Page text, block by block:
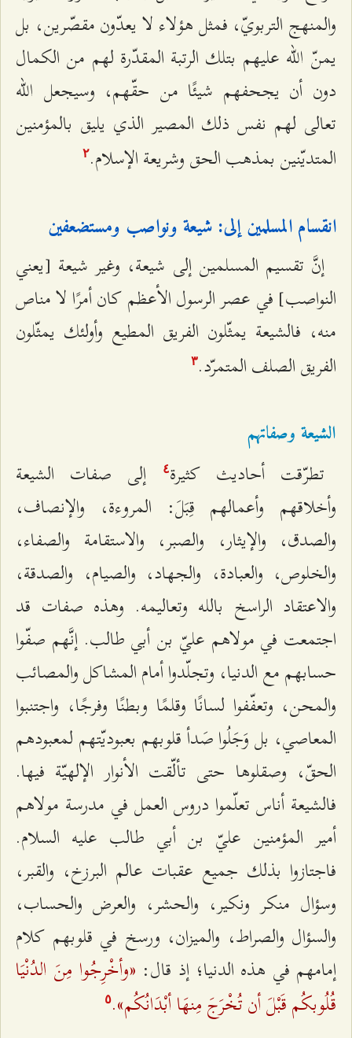
والمنهج التربويّ، فمثل هؤلاء لا يعدّون مقصّرين، بل
يمنّ الله عليهم بتلك الرتبة المقدّرة لهم من الكمال
دون أن‌ يجحفهم شيئًا من حقّهم، وسيجعل الله
تعالى لهم نفس ذلك المصير الذي يليق بالمؤمنين
المتديّنين بمذهب الحق وشريعة الإسلام.٢
انقسام المسلمين إلى: شيعة ونواصب ومستضعفين
إنَّ تقسيم المسلمين إلى شيعة، وغير شيعة [يعني
النواصب] في عصر الرسول الأعظم كان أمرًا لا مناص
منه، فالشيعة يمثّلون الفريق المطيع وأولئك يمثّلون
الفريق الصلف المتمرّد.٣
الشيعة وصفاتهم
تطرّقت أحاديث كثيرة٤
إلى صفات الشيعة
وأخلاقهم وأعمالهم قِبَلَ: المروءة، والإنصاف،
والصدق، والإيثار، والصبر، والاستقامة والصفاء،
والخلوص، والعبادة، والجهاد، والصيام، والصدقة،
والاعتقاد الراسخ بالله وتعاليمه. وهذه صفات قد
اجتمعت في مولاهم عليّ بن أبي طالب. إنَّهم صفّوا
حسابهم مع الدنيا، وتجلّدوا أمام المشاكل والمصائب
والمحن، وتعفّفوا لسانًا وقلمًا وبطنًا وفرجًا، واجتنبوا
المعاصي، بل وَجَلُوا صَدأ قلوبهم بعبوديّتهم لمعبودهم
الحقّ، وصقلوها حتى تألّقت الأنوار الإلهيّة فيها.
فالشيعة أناس تعلّموا دروس العمل في مدرسة مولاهم
أمير المؤمنين عليّ بن أبي طالب عليه السلام.
فاجتازوا بذلك جميع عقبات عالم البرزخ، والقبر،
وسؤال منكر ونكير، والحشر، والعرض والحساب،
والسؤال والصراط، والميزان، ورسخ في قلوبهم كلام
إمامهم في هذه الدنيا؛ إذ قال: «وأخْرِجُوا مِنَ الدُنْيَا
قُلُوبكُم قَبْلَ أن تُخْرَجَ مِنهَا أبْدَانُكُم».٥